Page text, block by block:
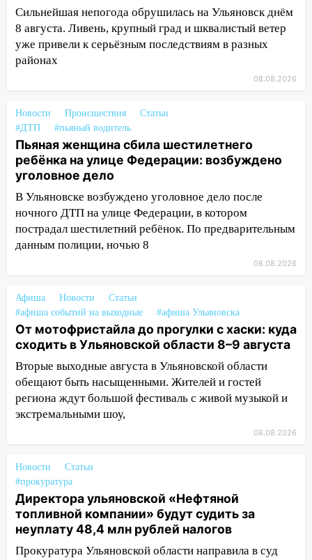
15:34 После вмешательства
прокуратуры в селах Ульяновской
области привели в порядок детские
площадки
15:08
В Кузоватово после прокурорской
проверки обновили разметку на
пешеходных переходах
14:40 На проспекте Гая в Ульяновске
запретили остановку автомобилей на
50-метровом участке
14:22 В Новом городе 8 августа пройдет
большой фестиваль «Наше время» с
14:04 Жару смоет ливнями: прогноз
погоды в Ульяновской области на
выходные 8-9 августа
13:30 В Ульяновске транспортные
полицейские проведут акцию «Час
пассажира»
13:20 В Ульяновске за один день
13:01 В Димитровграде мужчина
выбросил из машины страйкбольную
гранату: его задержали
12:34 На Ульяновскую область
надвигается сильнейшая непогода: град
Сильнейшая непогода обрушилась на Ульяновск днём
8 августа. Ливень, крупный град и шквалистый ветер
уже привели к серьёзным последствиям в разных
районах
08.08.2026
Новости Происшествия
Статьи
#ДТП
#пьяный водитель
Пьяная женщина сбила шестилетнего
ребёнка на улице Федерации: возбуждено
уголовное дело
В Ульяновске возбуждено уголовное дело после
ночного ДТП на улице Федерации, в котором
пострадал шестилетний ребёнок. По предварительным
данным полиции, ночью 8
08.08.2026
Афиша Новости
Статьи
#афиша событий на выходные
#афиша Ульяновска
От мотофристайла до прогулки с хаски: куда
сходить в Ульяновской области 8–9 августа
Вторые выходные августа в Ульяновской области
обещают быть насыщенными. Жителей и гостей
региона ждут большой фестиваль с живой музыкой и
экстремальными шоу,
08.08.2026
Новости
Статьи
#прокуратура
Директора ульяновской «Нефтяной
топливной компании» будут судить за
неуплату 48,4 млн рублей налогов
Прокуратура Ульяновской области направила в суд